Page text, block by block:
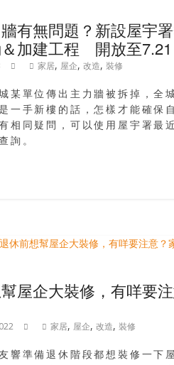
有無問題？新設屋宇
加建工程 開放至7.21
家居, 屋企, 改造, 裝修
某單位傳出主力牆被拆掉，全
一手新樓的話，怎樣才能確保
相同疑問，可以使用屋宇署最
詢。
屋企大裝修，有咩要
家居, 屋企, 改造, 裝修
響準備退休階段都想裝修一下